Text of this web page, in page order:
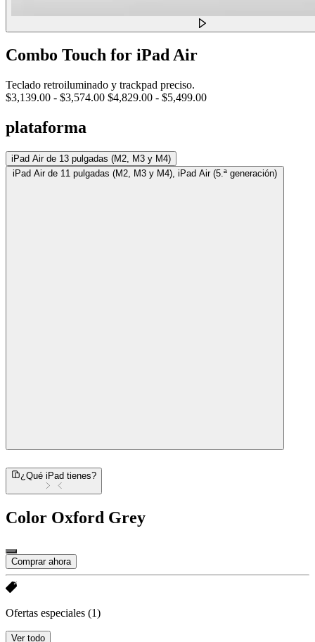
Combo Touch for iPad Air
Teclado retroiluminado y trackpad preciso.
$3,139.00 - $3,574.00 $4,829.00 - $5,499.00
plataforma
iPad Air de 13 pulgadas (M2, M3 y M4)
iPad Air de 11 pulgadas (M2, M3 y M4), iPad Air (5.ª generación)
¿Qué iPad tienes?
Color Oxford Grey
Comprar ahora
Ofertas especiales (1)
Ver todo